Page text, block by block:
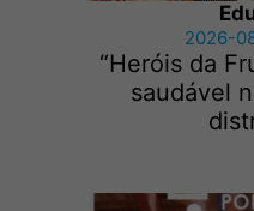
2026-
“Heróis da
saudável